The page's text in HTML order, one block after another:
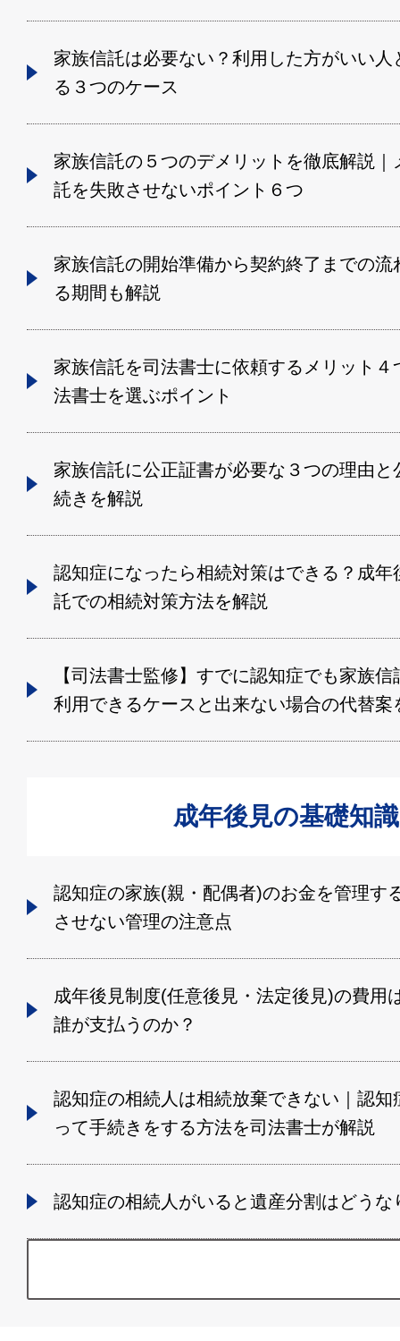
家族信託は必要ない？利用した方がいい人
る３つのケース
家族信託の５つのデメリットを徹底解説｜
託を失敗させないポイント６つ
家族信託の開始準備から契約終了までの流
る期間も解説
家族信託を司法書士に依頼するメリット４
法書士を選ぶポイント
家族信託に公正証書が必要な３つの理由と
続きを解説
認知症になったら相続対策はできる？成年
託での相続対策方法を解説
【司法書士監修】すでに認知症でも家族
利用できるケースと出来ない場合の代替案
成年後見の基礎知識
認知症の家族(親・配偶者)のお金を管理す
させない管理の注意点
成年後見制度(任意後見・法定後見)の費用
誰が支払うのか？
認知症の相続人は相続放棄できない｜認知
って手続きをする方法を司法書士が解説
認知症の相続人がいると遺産分割はどうな